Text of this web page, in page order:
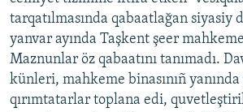
tarqatılmasında qabaatlağan siyasiy
yanvar ayında Taşkent şeer
Maznunlar öz qabaatını tanımadı.
künleri, mahkeme binasınıñ
qırımtatarlar toplana edi,